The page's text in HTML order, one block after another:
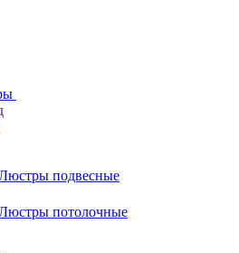
подвесные
потолочные